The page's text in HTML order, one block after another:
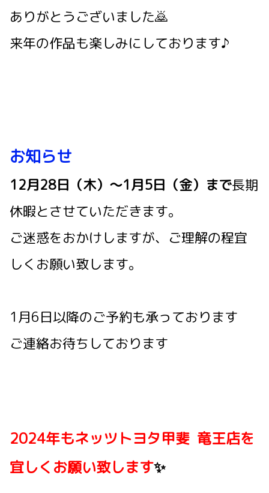
ありがとうございました🙇
来年の作品も楽しみにしております♪
お知らせ
12月28日（木）～1月5日（金）まで長期
休暇とさせていただきます。
ご迷惑をおかけしますが、ご理解の程宜
しくお願い致します。
1月6日以降のご予約も承っております
ご連絡お待ちしております
2024年もネッツトヨタ甲斐 竜王店を
宜しくお願い致します✨